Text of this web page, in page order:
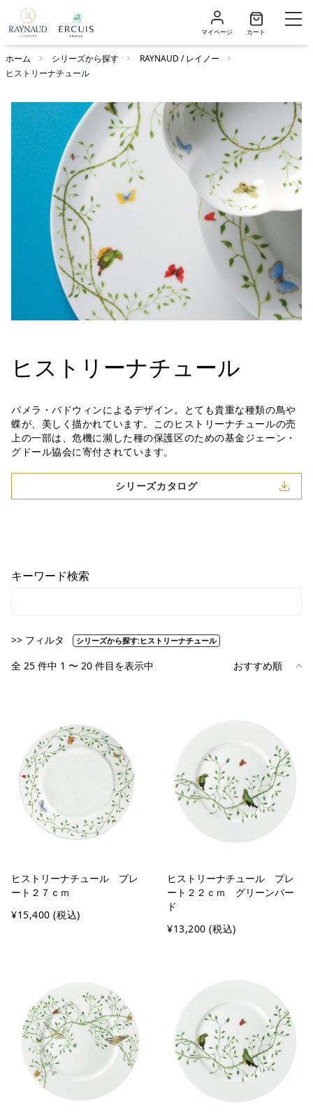
マイページ カート
ホーム シリーズから探す
RAYNAUD / レイノー
ヒストリーナチュール
ヒストリーナチュール
パメラ・バドウィンによるデザイン。とても貴重な種類の鳥や
蝶が、美しく描かれています。このヒストリーナチュールの売
上の一部は、危機に瀕した種の保護区のための基金ジェーン・
グドール協会に寄付されています。
シリーズカタログ
キーワード検索
>> フィルタ シリーズから探す:ヒストリーナチュール
全 25 件中 1 〜 20 件目を表示中
ヒストリーナチュール プレ
ート２７ｃｍ
¥15,400 (税込)
ヒストリーナチュール プレ
ート２２ｃｍ グリーンバー
ド
¥13,200 (税込)